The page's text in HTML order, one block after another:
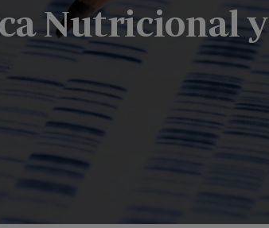
Nutricional y